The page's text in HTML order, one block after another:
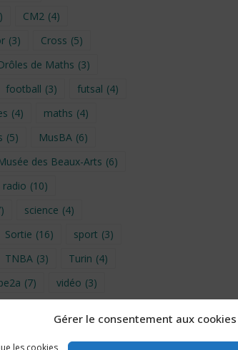
Gérer le consentement aux cookies
les cookies
CM2 (4)
(3) Cross (5)
de Maths (3)
football (3) futsal (4)
(4) maths (4)
(5) MusBA (6)
des Beaux-Arts (6)
radio (10)
science (4)
Sortie (16) sport (3)
TNBA (3) Turin (4)
(7) vidéo (3)